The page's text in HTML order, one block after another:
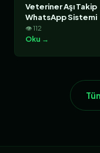
Veteriner Aşı Takip
WhatsApp Sistemi
👁 112
Oku →